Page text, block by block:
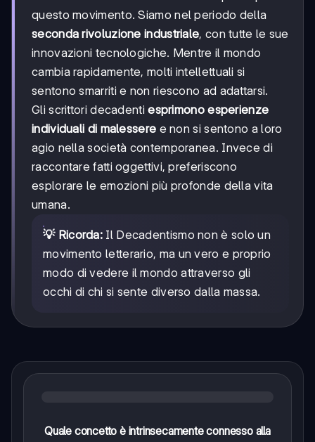
questo movimento. Siamo nel periodo della
seconda rivoluzione industriale, con tutte le sue
innovazioni tecnologiche. Mentre il mondo
cambia rapidamente, molti intellettuali si
sentono smarriti e non riescono ad adattarsi.
Gli scrittori decadentiesprimono esperienze
individuali di malessere e non si sentono a loro
agio nella società contemporanea. Invece di
raccontare fatti oggettivi, preferiscono
esplorare le emozioni più profonde della vita
umana.
💡 Ricorda: Il Decadentismo non è solo un
movimento letterario, ma un vero e proprio
modo di vedere il mondo attraverso gli
occhi di chi si sente diverso dalla massa.
Quale concetto è intrinsecamente connesso alla